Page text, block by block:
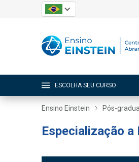
ESCOLHA SEU CURSO
Ensino Einstein Pós-
Especialização a